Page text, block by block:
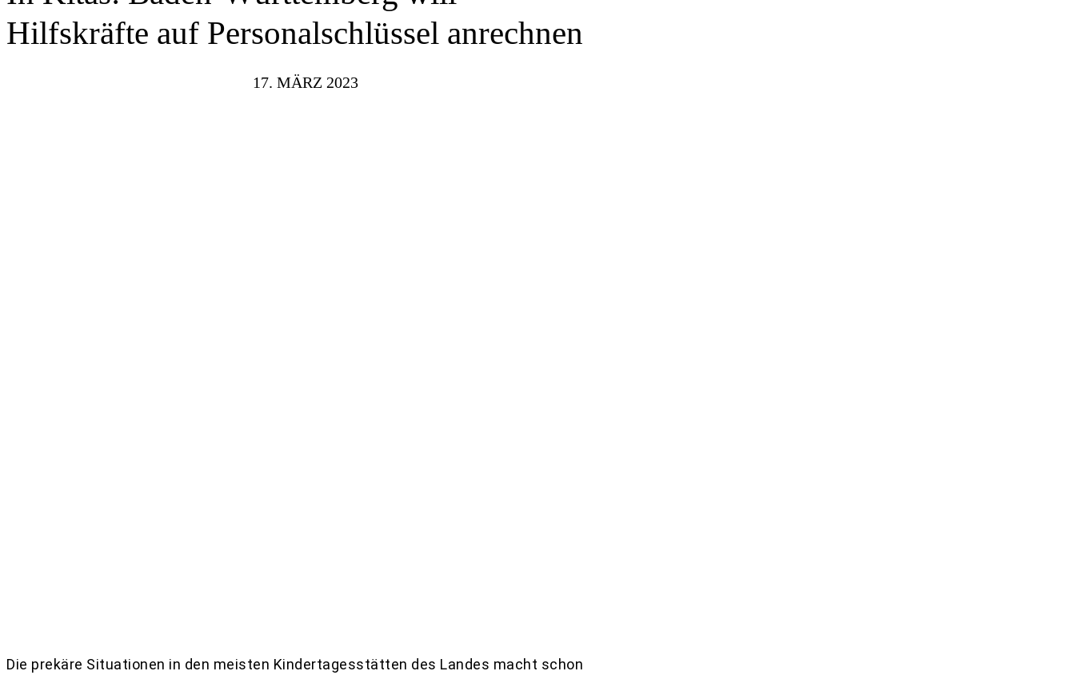
Hilfskräfte auf Personalschlüssel anrechnen
17. MÄRZ 2023
Die prekäre Situationen in den meisten Kindertagesstätten des Landes macht schon